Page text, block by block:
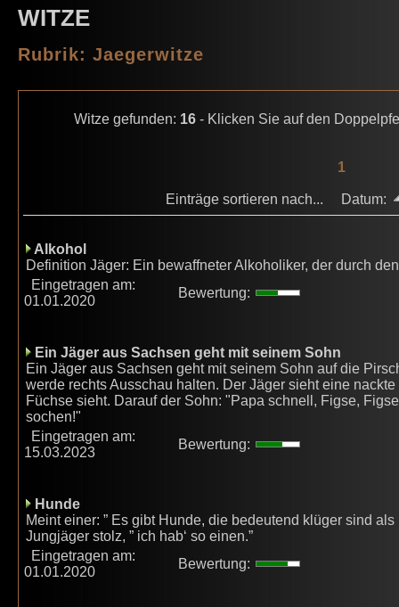
WITZE
Rubrik: Jaegerwitze
Witze gefunden: 16- Klicken Sie auf den
1
Einträge sortieren nach... Datum:
Alkohol
Definition Jäger: Ein bewaffneter Alkoholiker, der durch
Eingetragen am:
01.01.2020
Bewertung:
Ein Jäger aus Sachsen geht mit seinem Sohn
Ein Jäger aus Sachsen geht mit seinem Sohn auf die
werde rechts Ausschau halten. Der Jäger sieht eine
Füchse sieht. Darauf der Sohn: "Papa schnell, Figse,
sochen!"
Eingetragen am:
15.03.2023
Bewertung:
Hunde
Meint einer: ” Es gibt Hunde, die bedeutend klüger sind als
Jungjäger stolz, ” ich hab‘ so einen.”
Eingetragen am:
01.01.2020
Bewertung: